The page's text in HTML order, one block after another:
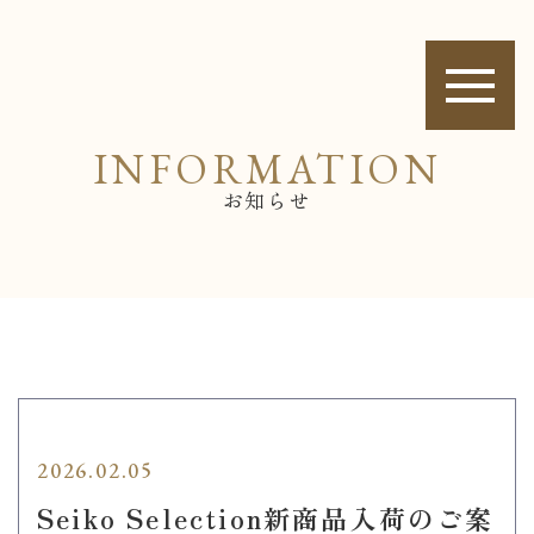
お知らせ
INFORMATION
2026.02.05
Seiko Selection新商品入荷のご案